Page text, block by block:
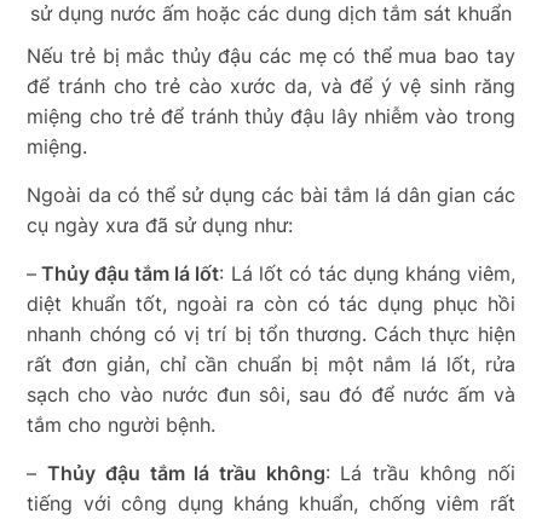
sử dụng nước ấm hoặc các dung dịch tắm sát khuẩn
Nếu trẻ bị mắc thủy đậu các mẹ có thể mua bao tay
để tránh cho trẻ cào xước da, và để ý vệ sinh răng
miệng cho trẻ để tránh thủy đậu lây nhiễm vào trong
miệng.
Ngoài da có thể sử dụng các bài tắm lá dân gian các
cụ ngày xưa đã sử dụng như:
– Thủy đậu tắm lá lốt: Lá lốt có tác dụng kháng viêm,
diệt khuẩn tốt, ngoài ra còn có tác dụng phục hồi
nhanh chóng có vị trí bị tổn thương. Cách thực hiện
rất đơn giản, chỉ cần chuẩn bị một nắm lá lốt, rửa
sạch cho vào nước đun sôi, sau đó để nước ấm và
tắm cho người bệnh.
–Thủy đậu tắm lá trầu không: Lá trầu không nối
tiếng với công dụng kháng khuẩn, chống viêm rất